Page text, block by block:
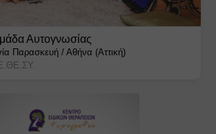
Αυτογνωσίας
Παρασκευή /Αθήνα (Αττική)